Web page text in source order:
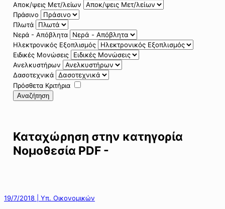
Αποκ/ψεις Μετ/λείων
Πράσινο
Πλωτά
Νερά - Απόβλητα
Ηλεκτρονικός Εξοπλισμός
Ειδικές Μονώσεις
Ανελκυστήρων
Δασοτεχνικά
Πρόσθετα Κριτήρια
Αναζήτηση
Καταχώρηση στην κατηγορία
Νομοθεσία PDF -
19/7/2018 | Υπ. Οικονομικών